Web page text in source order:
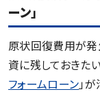
ーン」
原状回復費用が発
資に残しておきた
フォームローン」